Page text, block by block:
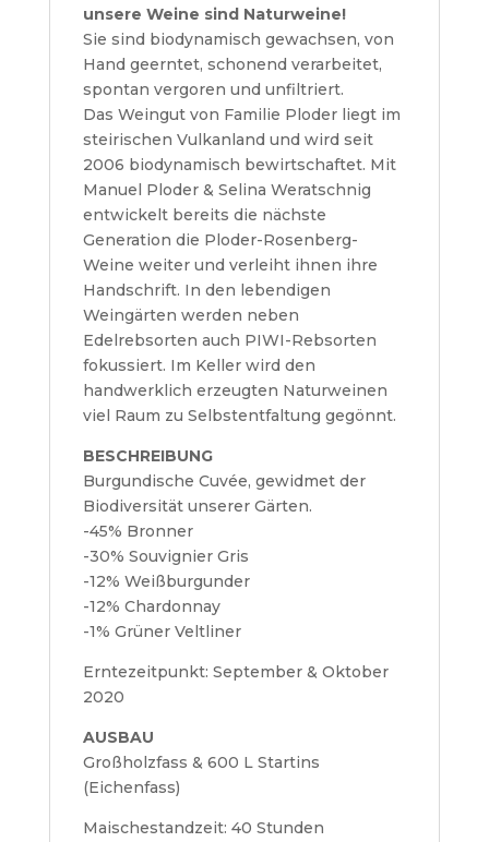
unsere Weine sind Naturweine!
Sie sind biodynamisch gewachsen, von
Hand geerntet, schonend verarbeitet,
spontan vergoren und unfiltriert.
Das Weingut von Familie Ploder liegt im
steirischen Vulkanland und wird seit
2006 biodynamisch bewirtschaftet. Mit
Manuel Ploder & Selina Weratschnig
entwickelt bereits die nächste
Generation die Ploder-Rosenberg-
Weine weiter und verleiht ihnen ihre
Handschrift. In den lebendigen
Weingärten werden neben
Edelrebsorten auch PIWI-Rebsorten
fokussiert. Im Keller wird den
handwerklich erzeugten Naturweinen
viel Raum zu Selbstentfaltung gegönnt.
BESCHREIBUNG
Burgundische Cuvée, gewidmet der
Biodiversität unserer Gärten.
-45% Bronner
-30% Souvignier Gris
-12% Weißburgunder
-12% Chardonnay
-1% Grüner Veltliner
Erntezeitpunkt: September & Oktober
2020
AUSBAU
Großholzfass & 600 L Startins
(Eichenfass)
Maischestandzeit: 40 Stunden